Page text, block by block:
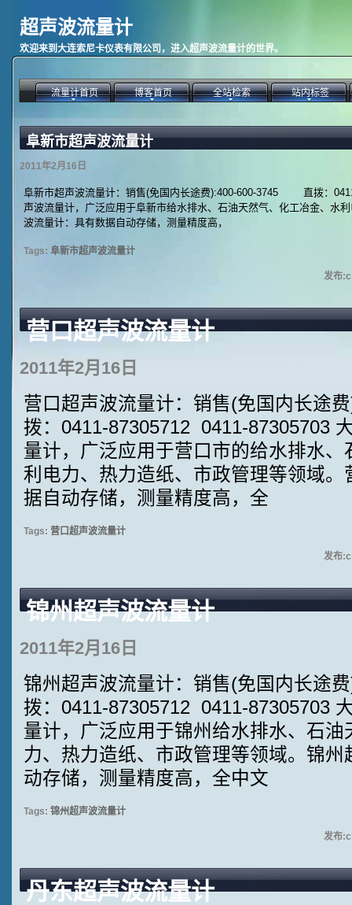
超声波流量计
欢迎来到大连索尼卡仪表有限公司，进入超声波流量计的世界。
流量计首页 博客首页 全站检索 站内标签
阜新市超声波流量计
2011年2月16日
阜新市超声波流量计：销售(免国内长途费):400-600-3745 直拨：
声波流量计，广泛应用于阜新市给水排水、石油天然气、化工冶金、水
波流量计：具有数据自动存储，测量精度高，
Tags: 阜新市超声波流量计
发布
营口超声波流量计
2011年2月16日
营口超声波流量计：销售(免国内长
拨：0411-87305712 0411-87305703
量计，广泛应用于营口市的给水排水
利电力、热力造纸、市政管理等领域
据自动存储，测量精度高，全
Tags: 营口超声波流量计
发布
锦州超声波流量计
2011年2月16日
锦州超声波流量计：销售(免国内长
拨：0411-87305712 0411-87305703
量计，广泛应用于锦州给水排水、石
力、热力造纸、市政管理等领域。锦
动存储，测量精度高，全中文
Tags: 锦州超声波流量计
发布
丹东超声波流量计